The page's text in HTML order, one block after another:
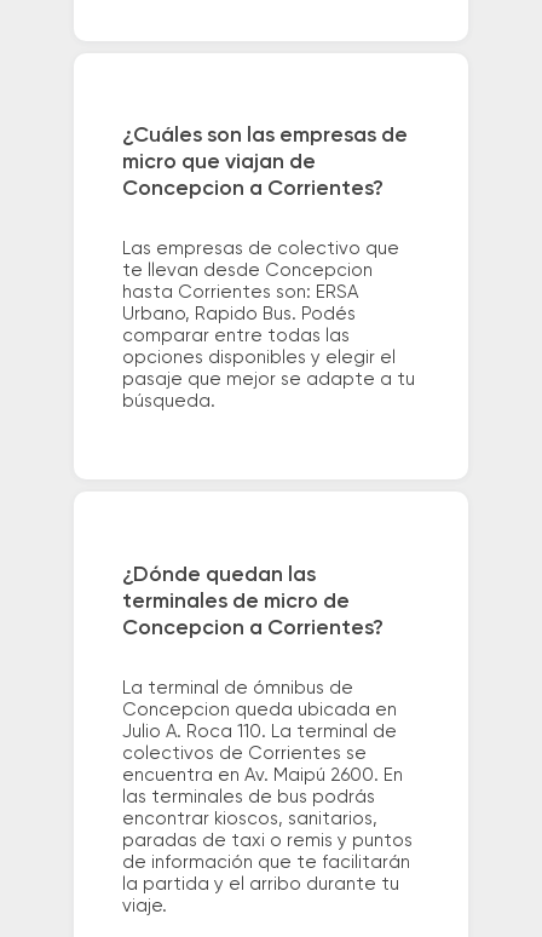
¿Cuáles son las empresas de
micro que viajan de
Concepcion a Corrientes?
Las empresas de colectivo que
te llevan desde Concepcion
hasta Corrientes son: ERSA
Urbano, Rapido Bus. Podés
comparar entre todas las
opciones disponibles y elegir el
pasaje que mejor se adapte a tu
búsqueda.
¿Dónde quedan las
terminales de micro de
Concepcion a Corrientes?
La terminal de ómnibus de
Concepcion queda ubicada en
Julio A. Roca 110. La terminal de
colectivos de Corrientes se
encuentra en Av. Maipú 2600. En
las terminales de bus podrás
encontrar kioscos, sanitarios,
paradas de taxi o remis y puntos
de información que te facilitarán
la partida y el arribo durante tu
viaje.